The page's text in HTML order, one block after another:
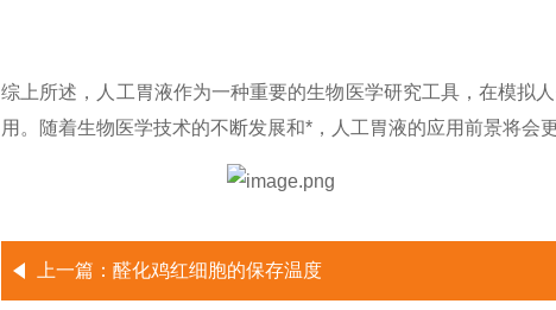
综上所述，人工胃液作为一种重要的生物医学研究工具，在模拟
用。随着生物医学技术的不断发展和*，人工胃液的应用前景将会更
上一篇： 醛化鸡红细胞的保存温度